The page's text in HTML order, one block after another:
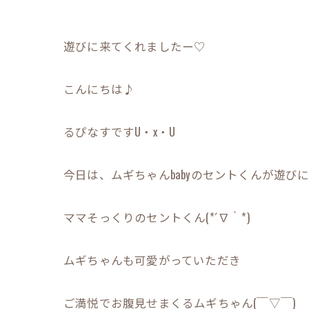
遊びに来てくれましたー♡
こんにちは♪
るぴなすですU・x・U
今日は、ムギちゃんbabyのセントくんが遊び
ママそっくりのセントくん(*´∇｀*)
ムギちゃんも可愛がっていただき
ご満悦でお腹見せまくるムギちゃん(￣▽￣)